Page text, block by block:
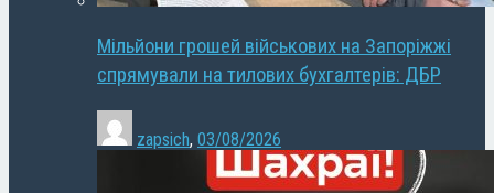
Мільйони грошей військових на Запоріжжі
спрямували на тилових бухгалтерів: ДБР
zapsich, 03/08/2026